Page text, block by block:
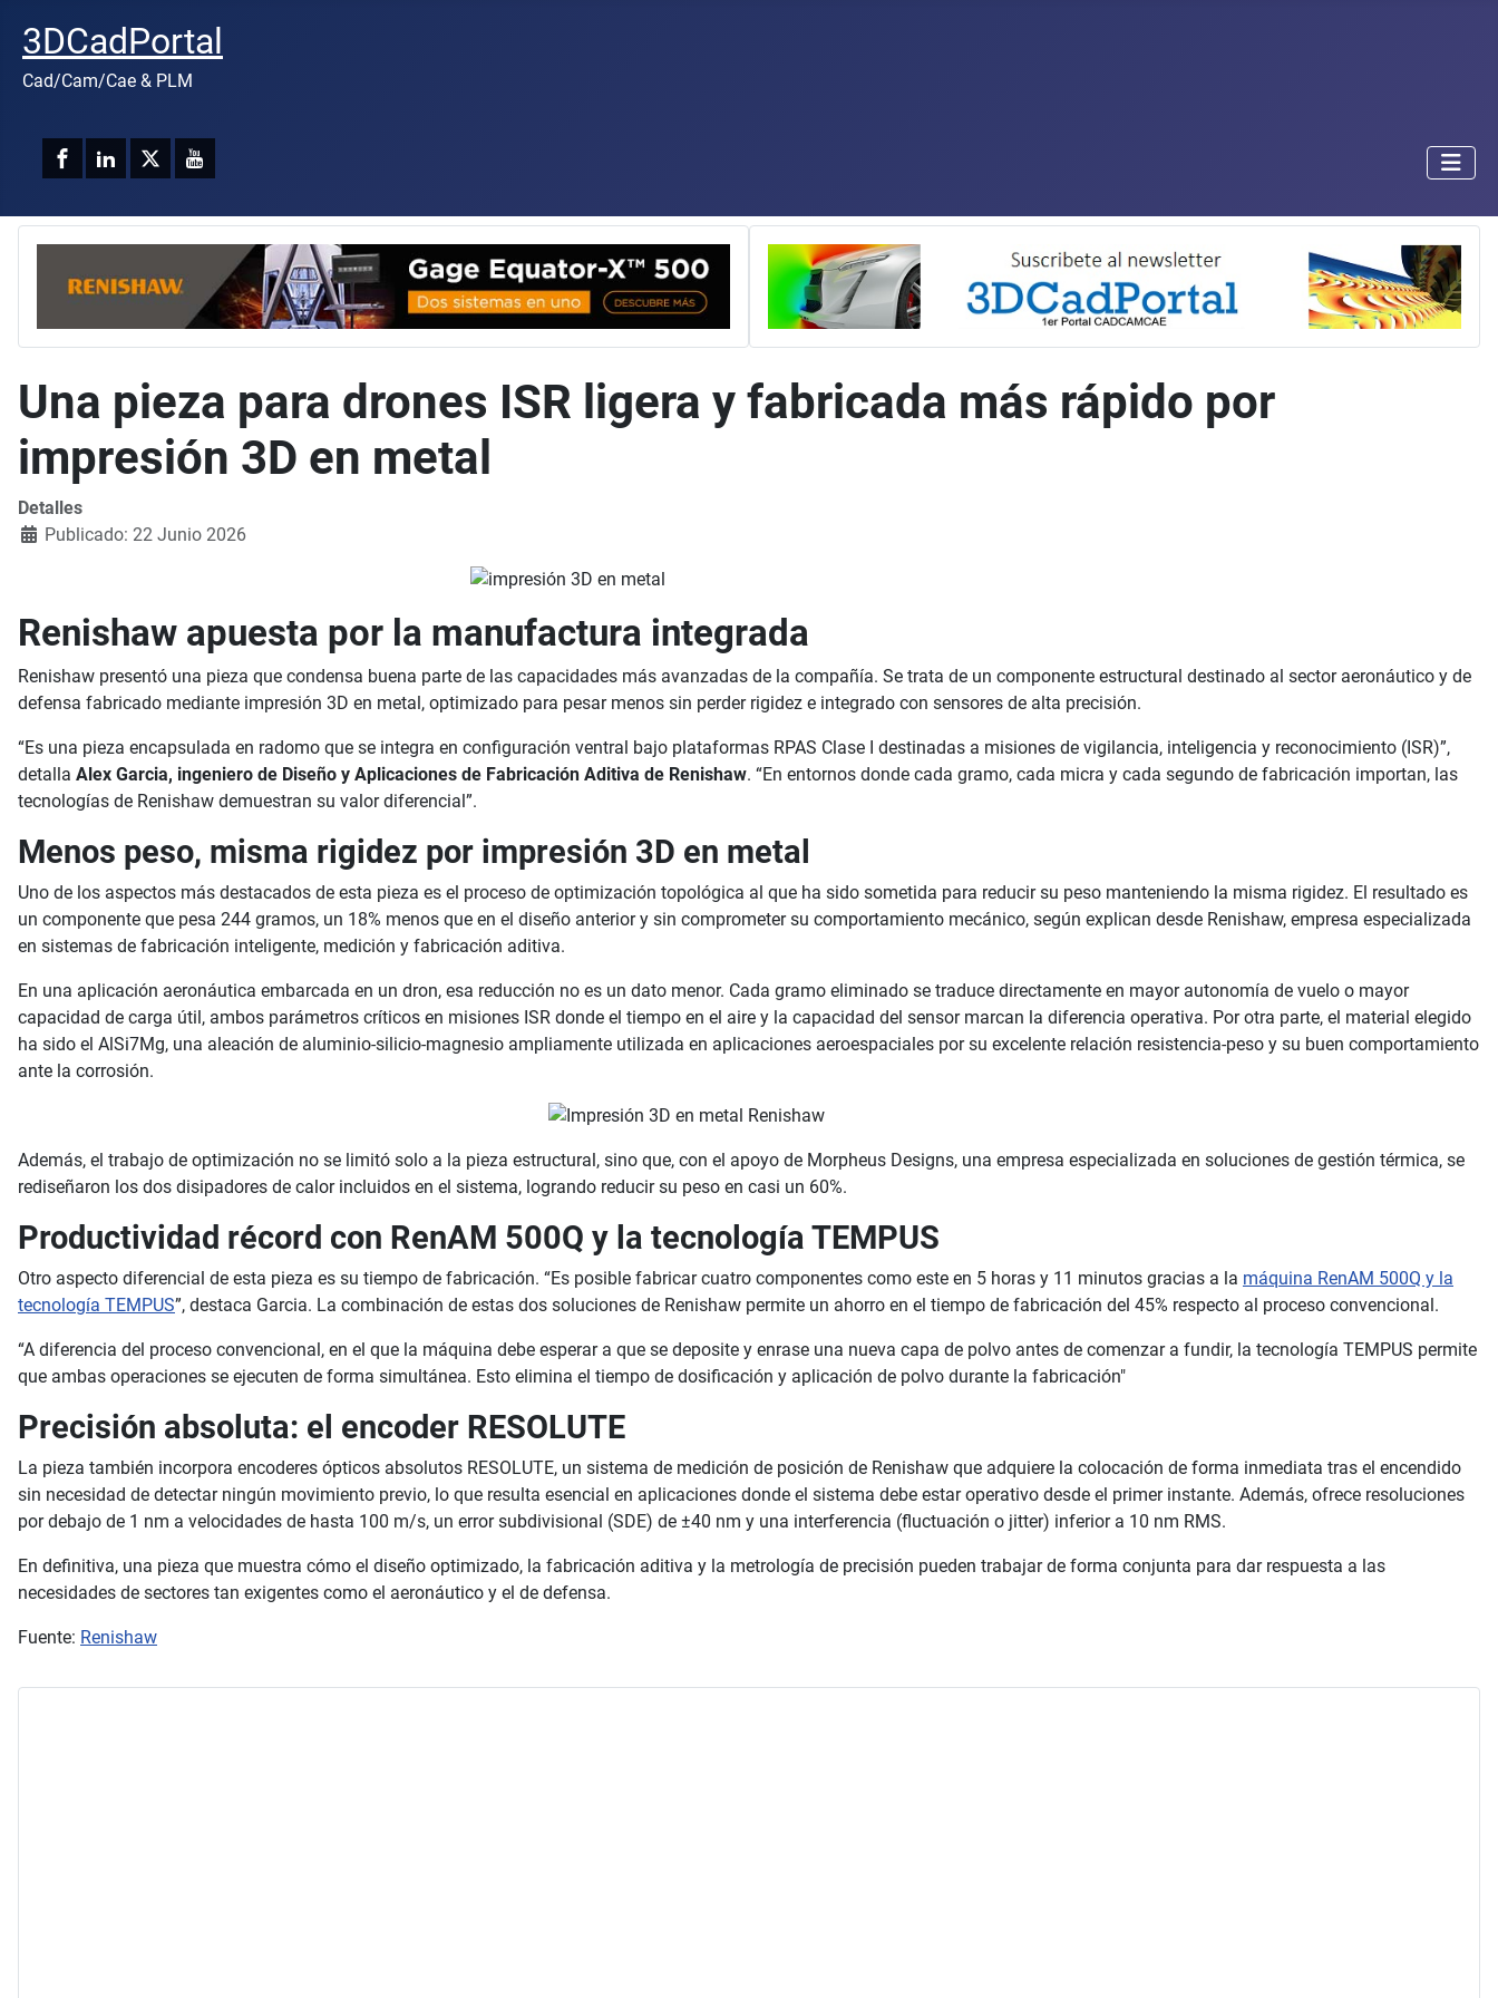
3DCadPortal
Cad/Cam/Cae & PLM
Una pieza para drones ISR ligera y fabricada más rápido por
impresión 3D en metal
Detalles
Publicado: 22 Junio 2026
Renishaw apuesta por la manufactura integrada
Renishaw presentó una pieza que condensa buena parte de las capacidades más avanzadas de la compañía. Se trata de un componente estructural destinado al sector aeronáutico y de
defensa fabricado mediante impresión 3D en metal, optimizado para pesar menos sin perder rigidez e integrado con sensores de alta precisión.
“Es una pieza encapsulada en radomo que se integra en configuración ventral bajo plataformas RPAS Clase I destinadas a misiones de vigilancia, inteligencia y reconocimiento (ISR)”,
detalla Alex Garcia, ingeniero de Diseño y Aplicaciones de Fabricación Aditiva de Renishaw. “En entornos donde cada gramo, cada micra y cada segundo de fabricación importan, las
tecnologías de Renishaw demuestran su valor diferencial”.
Menos peso, misma rigidez por impresión 3D en metal
Uno de los aspectos más destacados de esta pieza es el proceso de optimización topológica al que ha sido sometida para reducir su peso manteniendo la misma rigidez. El resultado es
un componente que pesa 244 gramos, un 18% menos que en el diseño anterior y sin comprometer su comportamiento mecánico, según explican desde Renishaw, empresa especializada
en sistemas de fabricación inteligente, medición y fabricación aditiva.
En una aplicación aeronáutica embarcada en un dron, esa reducción no es un dato menor. Cada gramo eliminado se traduce directamente en mayor autonomía de vuelo o mayor
capacidad de carga útil, ambos parámetros críticos en misiones ISR donde el tiempo en el aire y la capacidad del sensor marcan la diferencia operativa. Por otra parte, el material elegido
ha sido el AlSi7Mg, una aleación de aluminio-silicio-magnesio ampliamente utilizada en aplicaciones aeroespaciales por su excelente relación resistencia-peso y su buen comportamiento
ante la corrosión.
Además, el trabajo de optimización no se limitó solo a la pieza estructural, sino que, con el apoyo de Morpheus Designs, una empresa especializada en soluciones de gestión térmica, se
rediseñaron los dos disipadores de calor incluidos en el sistema, logrando reducir su peso en casi un 60%.
Productividad récord con RenAM 500Q y la tecnología TEMPUS
Otro aspecto diferencial de esta pieza es su tiempo de fabricación. “Es posible fabricar cuatro componentes como este en 5 horas y 11 minutos gracias a la máquina RenAM 500Q y la
tecnología TEMPUS”, destaca Garcia. La combinación de estas dos soluciones de Renishaw permite un ahorro en el tiempo de fabricación del 45% respecto al proceso convencional.
“A diferencia del proceso convencional, en el que la máquina debe esperar a que se deposite y enrase una nueva capa de polvo antes de comenzar a fundir, la tecnología TEMPUS permite
que ambas operaciones se ejecuten de forma simultánea. Esto elimina el tiempo de dosificación y aplicación de polvo durante la fabricación"
Precisión absoluta: el encoder RESOLUTE
La pieza también incorpora encoderes ópticos absolutos RESOLUTE, un sistema de medición de posición de Renishaw que adquiere la colocación de forma inmediata tras el encendido
sin necesidad de detectar ningún movimiento previo, lo que resulta esencial en aplicaciones donde el sistema debe estar operativo desde el primer instante. Además, ofrece resoluciones
por debajo de 1 nm a velocidades de hasta 100 m/s, un error subdivisional (SDE) de ±40 nm y una interferencia (fluctuación o jitter) inferior a 10 nm RMS.
En definitiva, una pieza que muestra cómo el diseño optimizado, la fabricación aditiva y la metrología de precisión pueden trabajar de forma conjunta para dar respuesta a las
necesidades de sectores tan exigentes como el aeronáutico y el de defensa.
Fuente: Renishaw